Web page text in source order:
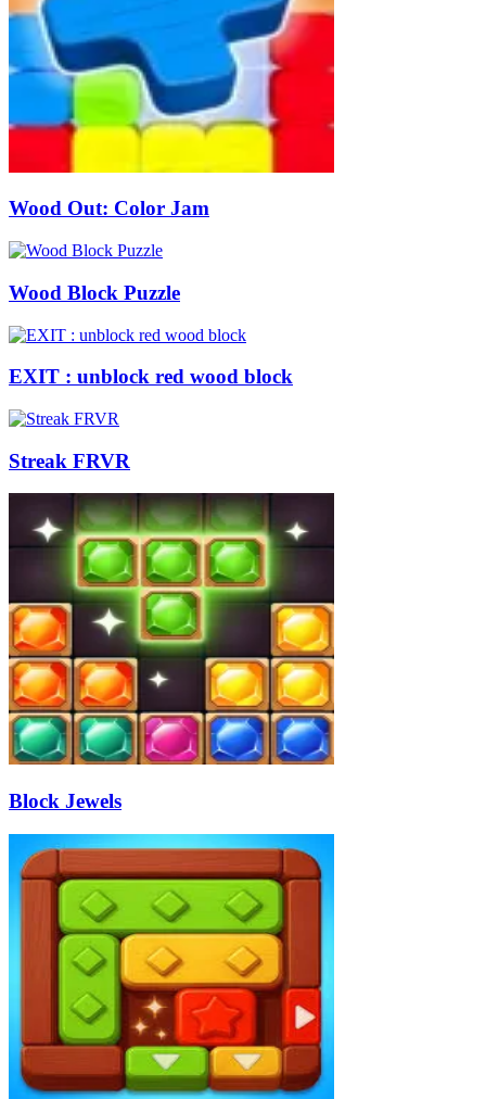
Wood Out: Color Jam
Wood Block Puzzle
EXIT : unblock red wood block
Streak FRVR
Block Jewels